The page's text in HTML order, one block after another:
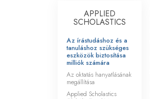
APPLIED
SCHOLASTICS
Az írástudáshoz és a
tanuláshoz szükséges
eszközök biztosítása
milliók számára
Az oktatás hanyatlásának
megállítása
Applied Scholastics